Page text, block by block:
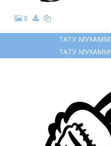
8
ТАТУ
ТАТУ